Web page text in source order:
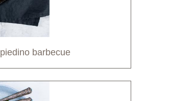
barbecue